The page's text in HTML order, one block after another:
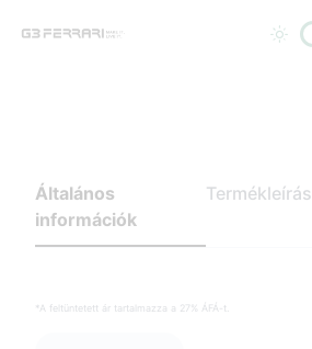
Általános
információk
Termékleírás
*A feltüntetett ár tartalmazza a 27% ÁFÁ-t.